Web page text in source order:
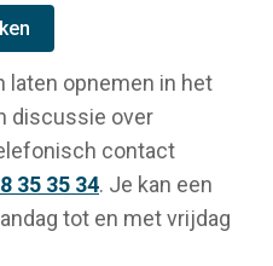
laten opnemen in het
discussie over
contact
35 35 34. Je kan een
tot en met vrijdag